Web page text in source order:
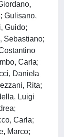
Gulisano,
Guido;
Sebastiano;
Carla;
Daniela
Rita;
Luigi
Carla;
Marco;